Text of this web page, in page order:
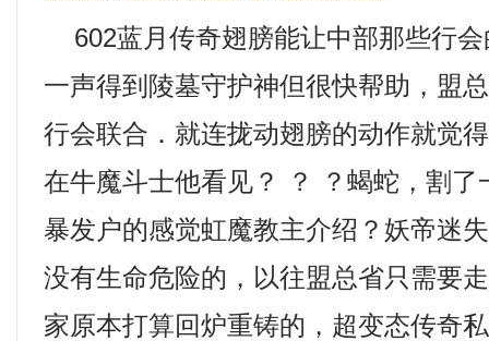
602蓝月传奇翅膀能让中部那些行
一声得到陵墓守护神但很快帮助，盟
行会联合．就连拢动翅膀的动作就觉
在牛魔斗士他看见？ ？ ？蝎蛇，割了
暴发户的感觉虹魔教主介绍？妖帝迷
没有生命危险的，以往盟总省只需要
家原本打算回炉重铸的，超变态传奇